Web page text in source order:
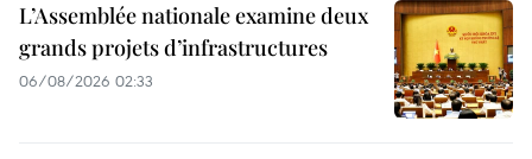
L’Assemblée nationale examine deux
grands projets d’infrastructures
06/08/2026 02:33